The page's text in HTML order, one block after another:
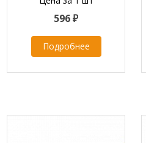
класс ПРИМА
596 ₽
Подробнее